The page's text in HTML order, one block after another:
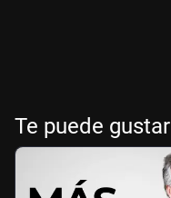
Te puede gustar